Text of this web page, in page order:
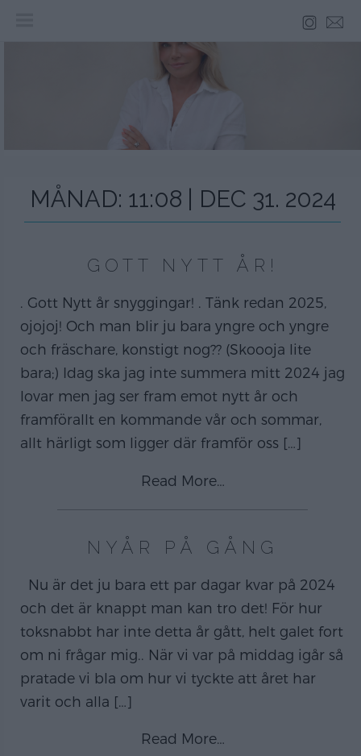
MÅNAD: 11:08 | DEC 31. 2024
GOTT NYTT ÅR!
. Gott Nytt år snyggingar! . Tänk redan 2025,
ojojoj! Och man blir ju bara yngre och yngre
och fräschare, konstigt nog?? (Skoooja lite
bara;) Idag ska jag inte summera mitt 2024 jag
lovar men jag ser fram emot nytt år och
framförallt en kommande vår och sommar,
allt härligt som ligger där framför oss […]
Read More…
NYÅR PÅ GÅNG
Nu är det ju bara ett par dagar kvar på 2024
och det är knappt man kan tro det! För hur
toksnabbt har inte detta år gått, helt galet fort
om ni frågar mig.. När vi var på middag igår så
pratade vi bla om hur vi tyckte att året har
varit och alla […]
Read More…